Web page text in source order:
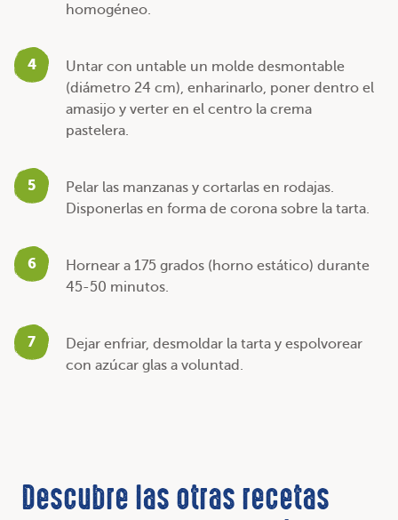
homogéneo.
4
Untar con untable un molde desmontable
(diámetro 24 cm), enharinarlo, poner dentro el
amasijo y verter en el centro la crema
pastelera.
5
Pelar las manzanas y cortarlas en rodajas.
Disponerlas en forma de corona sobre la tarta.
6
Hornear a 175 grados (horno estático) durante
45-50 minutos.
7
Dejar enfriar, desmoldar la tarta y espolvorear
con azúcar glas a voluntad.
Descubre las otras recetas